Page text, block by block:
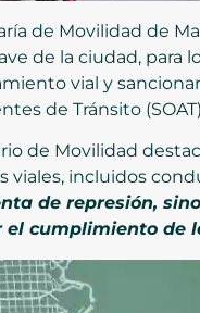
de Movilidad de
de la ciudad, para
vial y
de Tránsito
de Movilidad
viales, incluidos
de represión,
el cumplimiento de